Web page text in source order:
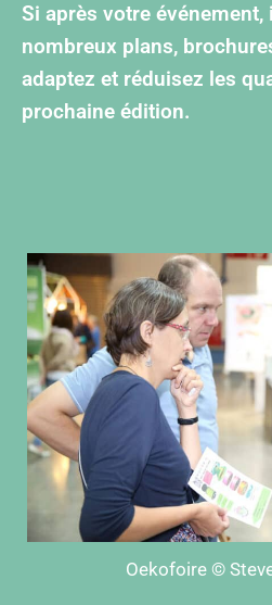
Si après votre
nombreux plans,
adaptez et réduisez les
prochaine édition.
Oekofoire ©